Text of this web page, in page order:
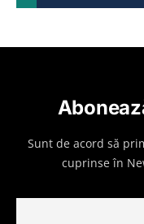
Sunt de acord să
cuprinse în